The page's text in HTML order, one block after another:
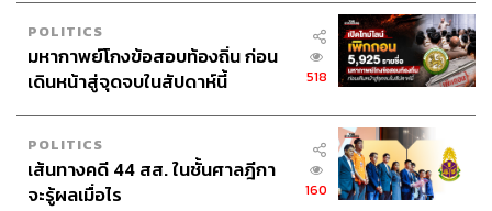
POLITICS
มหากาพย์โกงข้อสอบท้องถิ่น ก่อน
เดินหน้าสู่จุดจบในสัปดาห์นี้
518
POLITICS
เส้นทางคดี 44 สส. ในชั้นศาลฎีกา
จะรู้ผลเมื่อไร
160